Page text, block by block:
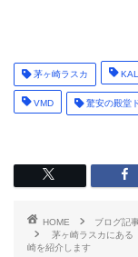
茅ヶ崎ラスカ
VMD 驚安の殿堂
HOME
ブログ記
茅ヶ崎ラスカにある
崎を紹介します